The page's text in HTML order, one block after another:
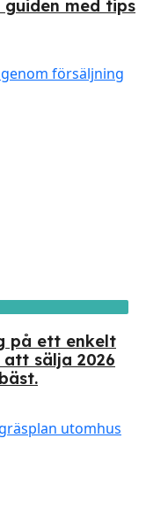
med tips
på ett enkelt
sälja 2026